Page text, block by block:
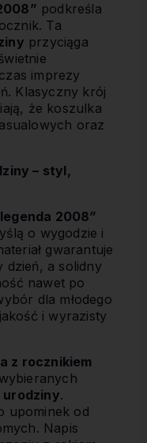
podkreśla
Ta
przyciąga
imprezy
Klasyczny krój
że koszulka
oraz
– styl,
2008”
o wygodzie i
gwarantuje
dzień, a solidny
nawet po
dla młodego
i wyrazisty
z rocznikiem
urodziny.
upominek od
Napis